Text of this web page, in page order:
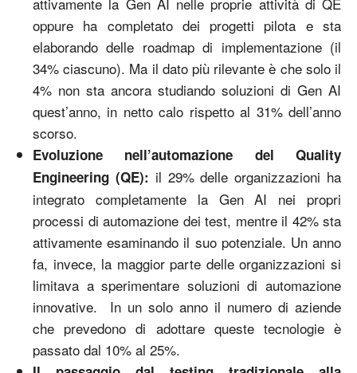
oppure ha completato dei progetti pilota e sta
elaborando delle roadmap di implementazione (il
34% ciascuno). Ma il dato più rilevante è che solo il
4% non sta ancora studiando soluzioni di Gen AI
quest’anno, in netto calo rispetto al 31% dell’anno
scorso.
Evoluzione nell’automazione del Quality
Engineering (QE): il 29% delle organizzazioni ha
integrato completamente la Gen AI nei propri
processi di automazione dei test, mentre il 42% sta
attivamente esaminando il suo potenziale. Un anno
fa, invece, la maggior parte delle organizzazioni si
limitava a sperimentare soluzioni di automazione
innovative. In un solo anno il numero di aziende
che prevedono di adottare queste tecnologie è
passato dal 10% al 25%.